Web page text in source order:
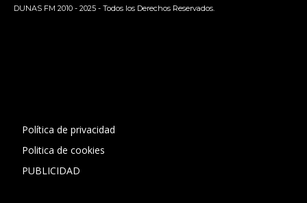
DUNAS FM 2010 - 2025 - Todos los Derechos Reservados.
Política de privacidad
Politica de cookies
PUBLICIDAD